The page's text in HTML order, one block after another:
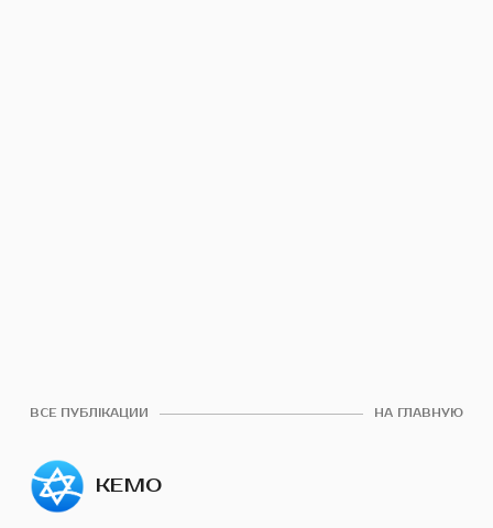
ВСЕ ПУБЛІКАЦИИ НА ГЛАВНУЮ
КЕМО